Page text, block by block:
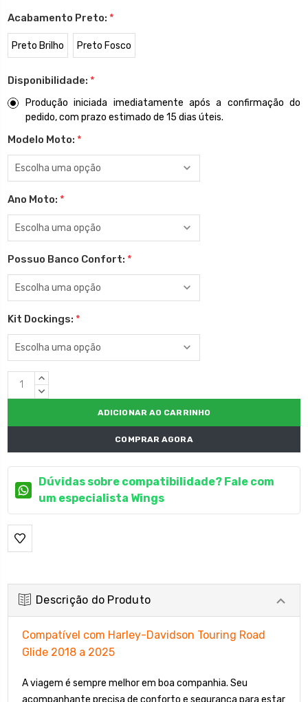
Acabamento Preto: *
Preto Brilho Preto Fosco
Disponibilidade: *
Produção iniciada imediatamente após a confirmação do
pedido, com prazo estimado de 15 dias úteis.
Modelo Moto: *
Ano Moto: *
Possuo Banco Confort: *
Kit Dockings: *
EstoqueQUANTIDADE
CRESCENTE:
QUANTIDADE
COMPRAR AGORA
Dúvidas sobre compatibilidade? Fale com
um especialista Wings
Descrição do Produto
Compatível com Harley-Davidson Touring Road
Glide 2018 a 2025
A viagem é sempre melhor em boa companhia. Seu
acompanhante precisa de conforto e segurança para estar